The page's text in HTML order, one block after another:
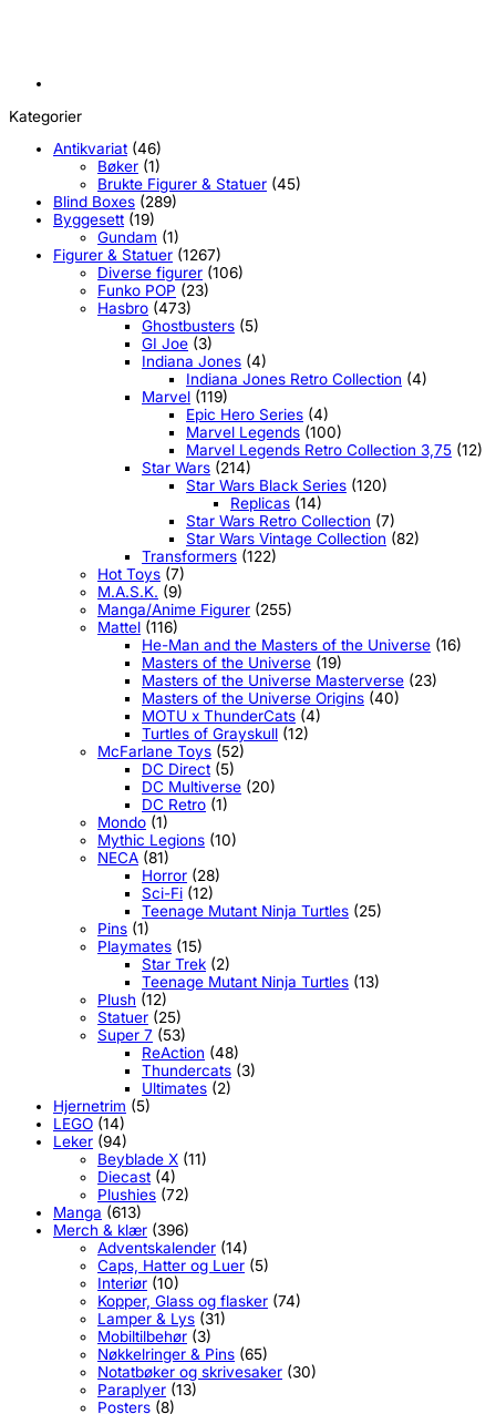
Kategorier
Antikvariat (46)
Bøker (1)
Brukte Figurer & Statuer (45)
Blind Boxes (289)
Byggesett (19)
Gundam (1)
Figurer & Statuer (1267)
Diverse figurer (106)
Funko POP (23)
Hasbro (473)
Ghostbusters (5)
GI Joe (3)
Indiana Jones (4)
Indiana Jones Retro Collection (4)
Marvel (119)
Epic Hero Series (4)
Marvel Legends (100)
Marvel Legends Retro Collection 3,75 (12)
Star Wars (214)
Star Wars Black Series (120)
Replicas (14)
Star Wars Retro Collection (7)
Star Wars Vintage Collection (82)
Transformers (122)
Hot Toys (7)
M.A.S.K. (9)
Manga/Anime Figurer (255)
Mattel (116)
He-Man and the Masters of the Universe (16)
Masters of the Universe (19)
Masters of the Universe Masterverse (23)
Masters of the Universe Origins (40)
MOTU x ThunderCats (4)
Turtles of Grayskull (12)
McFarlane Toys (52)
DC Direct (5)
DC Multiverse (20)
DC Retro (1)
Mondo (1)
Mythic Legions (10)
NECA (81)
Horror (28)
Sci-Fi (12)
Teenage Mutant Ninja Turtles (25)
Pins (1)
Playmates (15)
Star Trek (2)
Teenage Mutant Ninja Turtles (13)
Plush (12)
Statuer (25)
Super 7 (53)
ReAction (48)
Thundercats (3)
Ultimates (2)
Hjernetrim (5)
LEGO (14)
Leker (94)
Beyblade X (11)
Diecast (4)
Plushies (72)
Manga (613)
Merch & klær (396)
Adventskalender (14)
Caps, Hatter og Luer (5)
Interiør (10)
Kopper, Glass og flasker (74)
Lamper & Lys (31)
Mobiltilbehør (3)
Nøkkelringer & Pins (65)
Notatbøker og skrivesaker (30)
Paraplyer (13)
Posters (8)